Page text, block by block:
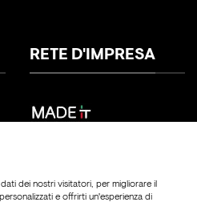
RETE D'IMPRESA
dei nostri visitatori, per migliorare il
e offrirti un'esperienza di